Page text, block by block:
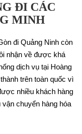
ĐI CÁC
MINH
đi Quảng Ninh còn
nhận về được khá
dịch vụ tại Hoàng
trên toàn quốc vì
nhiều khách hàng
chuyển hàng hóa